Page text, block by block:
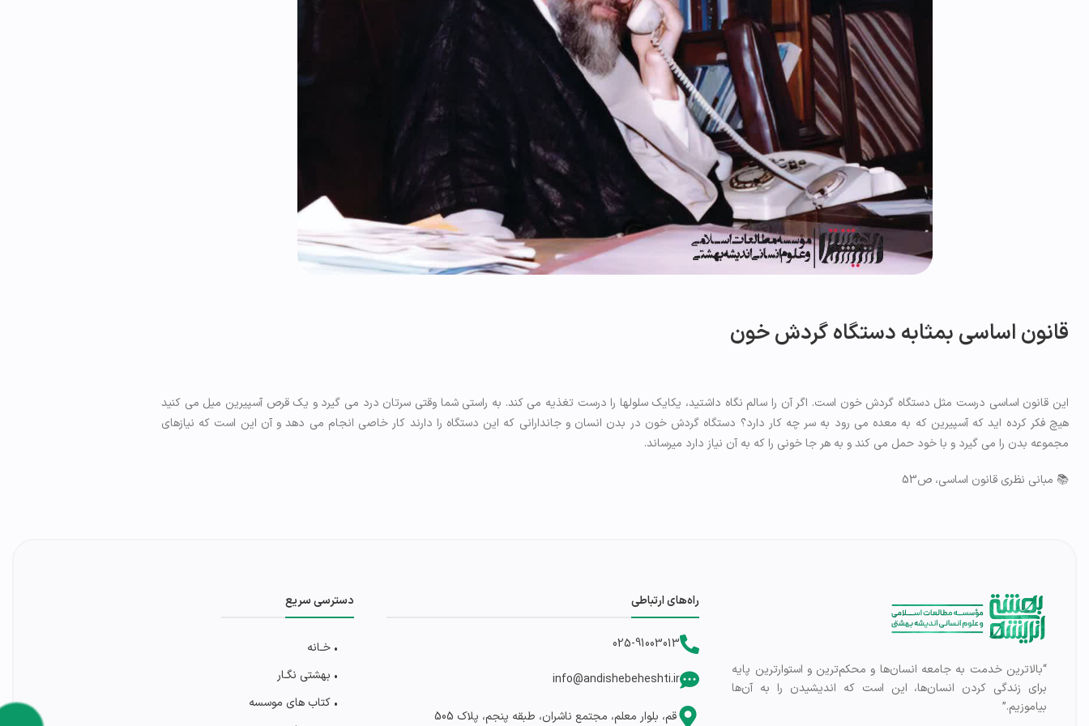
قانون اساسی بمثابه دستگاه گردش خون
این قانون اساسی درست مثل دستگاه گردش خون است. اگر آن را سالم نگاه داشتید، یکایک سلولها را درست تغذیه می کند. به راستی شما وقتی سرتان درد می گیرد و یک قرص آسپیرین میل می کنید
هیچ فکر کرده اید که آسپیرین که به معده می رود به سر چه کار دارد؟ دستگاه گردش خون در بدن انسان و جاندارانی که این دستگاه را دارند کار خاصی انجام می دهد و آن این است که نیازهای
مجموعه بدن را می گیرد و با خود حمل می کند و به هر جا خونی را که به آن نیاز دارد میرساند.
📚 مبانی نظری قانون اساسي، ص53
“بالاترین خدمت به جامعه انسان‌ها و محکم‌ترین و استوارترین پایه
برای زندگی کردن انسان‌ها، این است که اندیشیدن را به آن‌ها
بیاموزیم.”
راه‌های ارتباطی
025-91003013
info@andishebeheshti.ir
قم، بلوار معلم، مجتمع ناشران، طبقه پنجم، پلاک 505
دسترسی سریع
• خـانه
• بهشتی‌ نگـار
• کتاب های موسسه